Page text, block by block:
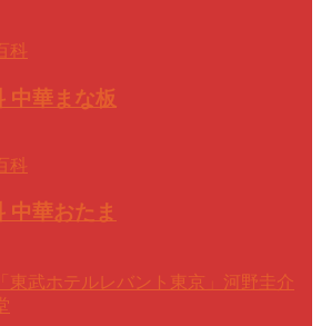
科
中華まな板
科
中華おたま